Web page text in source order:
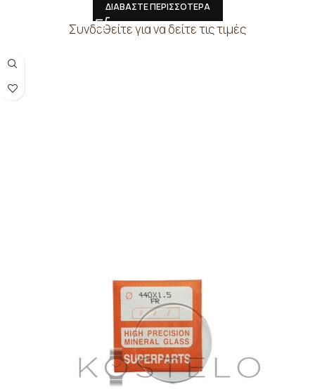
ΔΙΑΒΑΣΤΕ ΠΕΡΙΣΣΟΤΕΡΑ
Συνδεθείτε για να δείτε τις τιμές